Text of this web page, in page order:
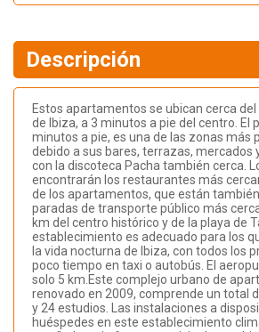
Descripción
Estos apartamentos se ubican cerca
de Ibiza, a 3 minutos a pie del centro. El
minutos a pie, es una de las zonas más
debido a sus bares, terrazas, mercados
con la discoteca Pacha también cerca.
encontrarán los restaurantes más
de los apartamentos, que están
paradas de transporte público más
km del centro histórico y de la playa de
establecimiento es adecuado para los
la vida nocturna de Ibiza, con todos los
poco tiempo en taxi o autobús. El
solo 5 km.Este complejo urbano de
renovado en 2009, comprende un total
y 24 estudios. Las instalaciones a
huéspedes en este establecimiento